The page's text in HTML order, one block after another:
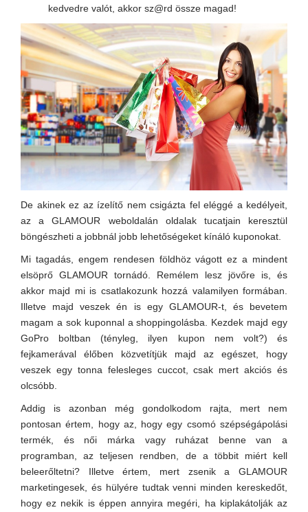
kedvedre valót, akkor sz@rd össze magad!
De akinek ez az ízelítő nem csigázta fel eléggé a kedélyeit,
az a GLAMOUR weboldalán oldalak tucatjain keresztül
böngészheti a jobbnál jobb lehetőségeket kínáló kuponokat.
Mi tagadás, engem rendesen földhöz vágott ez a mindent
elsöprő GLAMOUR tornádó. Remélem lesz jövőre is, és
akkor majd mi is csatlakozunk hozzá valamilyen formában.
Illetve majd veszek én is egy GLAMOUR-t, és bevetem
magam a sok kuponnal a shoppingolásba. Kezdek majd egy
GoPro boltban (tényleg, ilyen kupon nem volt?) és
fejkamerával élőben közvetítjük majd az egészet, hogy
veszek egy tonna felesleges cuccot, csak mert akciós és
olcsóbb.
Addig is azonban még gondolkodom rajta, mert nem
pontosan értem, hogy az, hogy egy csomó szépségápolási
termék, és női márka vagy ruházat benne van a
programban, az teljesen rendben, de a többit miért kell
beleerőltetni? Illetve értem, mert zsenik a GLAMOUR
marketingesek, és hülyére tudtak venni minden kereskedőt,
hogy ez nekik is éppen annyira megéri, ha kiplakátolják az